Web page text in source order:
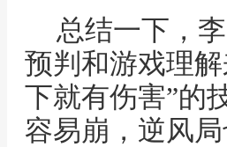
总结一下，
预判和游戏理
下就有伤害”的
容易崩，逆风